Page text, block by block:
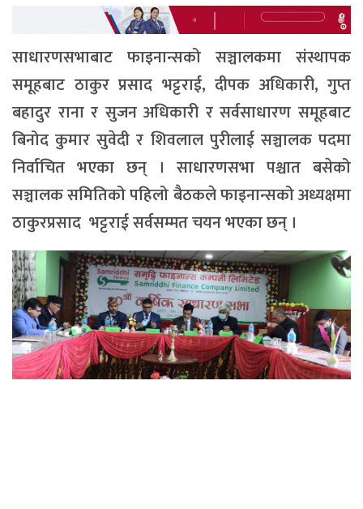
साधारणसभाबाट फाइनान्सको सञ्चालकमा संस्थापक
समूहबाट ठाकुर प्रसाद भट्टराई, दीपक अधिकारी, गुप्त
बहादुर राना र सुजन अधिकारी र सर्वसाधारण समूहबाट
बिनोद कुमार सुवेदी र शिवलाल पुरीलाई सञ्चालक पदमा
निर्वाचित भएका छन् । साधारणसभा पश्चात बसेको
सञ्चालक समितिको पहिलो बैठकले फाइनान्सको अध्यक्षमा
ठाकुरप्रसाद भट्टराई सर्वसम्मत चयन भएका छन् ।